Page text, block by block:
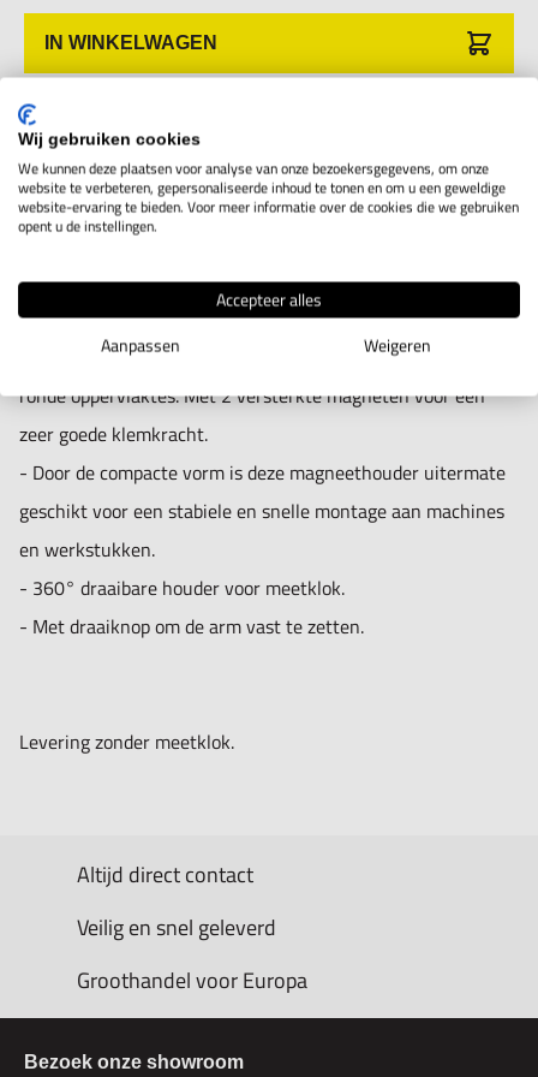
IN WINKELWAGEN
Productomschrijving
V-Magneethouder voor meetklok
- met een dubbele V-vormige lamellen magneet.
- Opname meetklok Ø 8mm.
- De magneet heeft een v-vormige oppervlak. Geschikt voor
ronde oppervlaktes. Met 2 versterkte magneten voor een
zeer goede klemkracht.
- Door de compacte vorm is deze magneethouder uitermate
geschikt voor een stabiele en snelle montage aan machines
en werkstukken.
- 360° draaibare houder voor meetklok.
- Met draaiknop om de arm vast te zetten.
Levering zonder meetklok.
Altijd direct contact
Veilig en snel geleverd
Groothandel voor Europa
Bezoek onze showroom
Wij gebruiken cookies
We kunnen deze plaatsen voor analyse van onze bezoekersgegevens, om onze
website te verbeteren, gepersonaliseerde inhoud te tonen en om u een geweldige
website-ervaring te bieden. Voor meer informatie over de cookies die we gebruiken
opent u de instellingen.
Accepteer alles
Aanpassen
Weigeren